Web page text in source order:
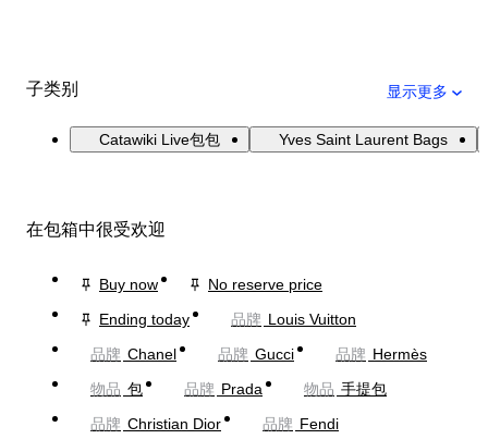
子类别 显示更多
Catawiki Live包包 Yves Saint Laurent Bags
在包箱中很受欢迎
Buy now
No reserve price
Ending today
品牌 Louis Vuitton
品牌 Chanel 品牌 Gucci 品牌 Hermès
物品 包 品牌 Prada 物品 手提包
品牌 Christian Dior 品牌 Fendi